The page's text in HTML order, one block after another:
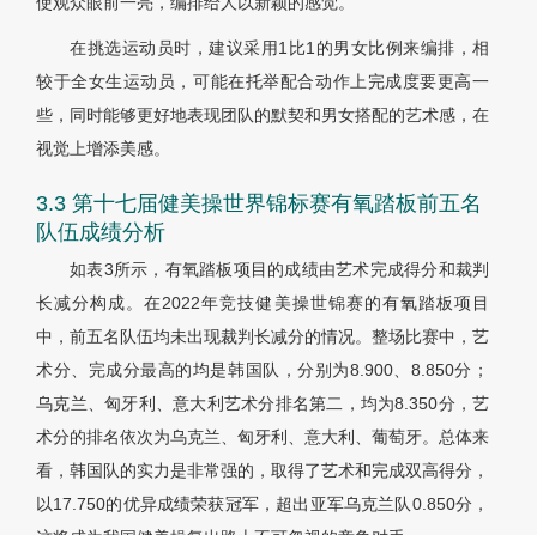
在挑选运动员时，建议采用1比1的男女比例来编排，相
较于全女生运动员，可能在托举配合动作上完成度要更高一
些，同时能够更好地表现团队的默契和男女搭配的艺术感，在
视觉上增添美感。
3.3 第十七届健美操世界锦标赛有氧踏板前五名
队伍成绩分析
如表3所示，有氧踏板项目的成绩由艺术完成得分和裁判
长减分构成。在2022年竞技健美操世锦赛的有氧踏板项目
中，前五名队伍均未出现裁判长减分的情况。整场比赛中，艺
术分、完成分最高的均是韩国队，分别为8.900、8.850分；
乌克兰、匈牙利、意大利艺术分排名第二，均为8.350分，艺
术分的排名依次为乌克兰、匈牙利、意大利、葡萄牙。总体来
看，韩国队的实力是非常强的，取得了艺术和完成双高得分，
以17.750的优异成绩荣获冠军，超出亚军乌克兰队0.850分，